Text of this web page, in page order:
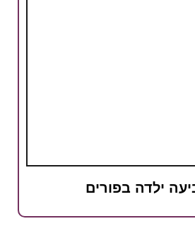
ילדה בפורים